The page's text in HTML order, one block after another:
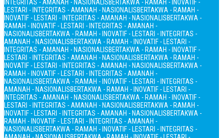
INTEGRITAS - AMANAH - NASIONALISBERTAKWA - RAMAH - INOVATIF -
LESTARI - INTEGRITAS - AMANAH - NASIONALISBERTAKWA - RAMAH -
INOVATIF - LESTARI - INTEGRITAS - AMANAH - NASIONALISBERTAKWA -
RAMAH - INOVATIF - LESTARI - INTEGRITAS - AMANAH -
NASIONALISBERTAKWA - RAMAH - INOVATIF - LESTARI - INTEGRITAS -
AMANAH - NASIONALISBERTAKWA - RAMAH - INOVATIF - LESTARI -
INTEGRITAS - AMANAH - NASIONALISBERTAKWA - RAMAH - INOVATIF -
LESTARI - INTEGRITAS - AMANAH - NASIONALISBERTAKWA - RAMAH -
INOVATIF - LESTARI - INTEGRITAS - AMANAH - NASIONALISBERTAKWA -
RAMAH - INOVATIF - LESTARI - INTEGRITAS - AMANAH -
NASIONALISBERTAKWA - RAMAH - INOVATIF - LESTARI - INTEGRITAS -
AMANAH - NASIONALISBERTAKWA - RAMAH - INOVATIF - LESTARI -
INTEGRITAS - AMANAH - NASIONALISBERTAKWA - RAMAH - INOVATIF -
LESTARI - INTEGRITAS - AMANAH - NASIONALISBERTAKWA - RAMAH -
INOVATIF - LESTARI - INTEGRITAS - AMANAH - NASIONALISBERTAKWA -
RAMAH - INOVATIF - LESTARI - INTEGRITAS - AMANAH -
NASIONALISBERTAKWA - RAMAH - INOVATIF - LESTARI - INTEGRITAS -